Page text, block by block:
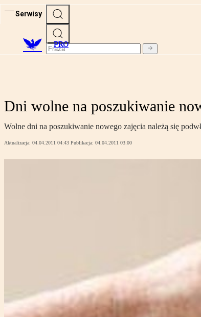
Serwisy
PRO
Dni wolne na poszukiwanie
Wolne dni na poszukiwanie nowego zajęcia należą się
Aktualizacja: 04.04.2011 04:43 Publikacja: 04.04.2011 03:00